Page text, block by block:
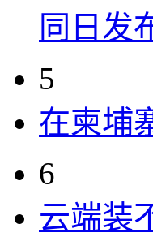
同日发
5
在柬埔
6
云端装